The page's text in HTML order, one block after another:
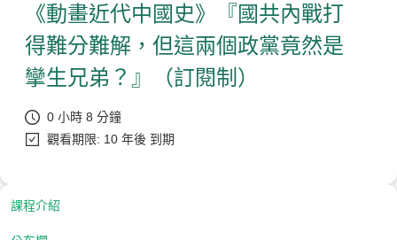
課程介紹
《動畫近代中國史》『國共內戰打
得難分難解，但這兩個政黨竟然是
攣生兄弟？』（訂閱制）
0 小時 8 分鐘
觀看期限: 10 年後 到期